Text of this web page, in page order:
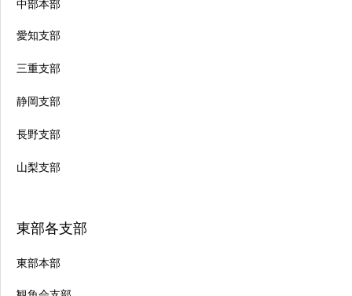
中部本部
愛知支部
三重支部
静岡支部
長野支部
山梨支部
東部各支部
東部本部